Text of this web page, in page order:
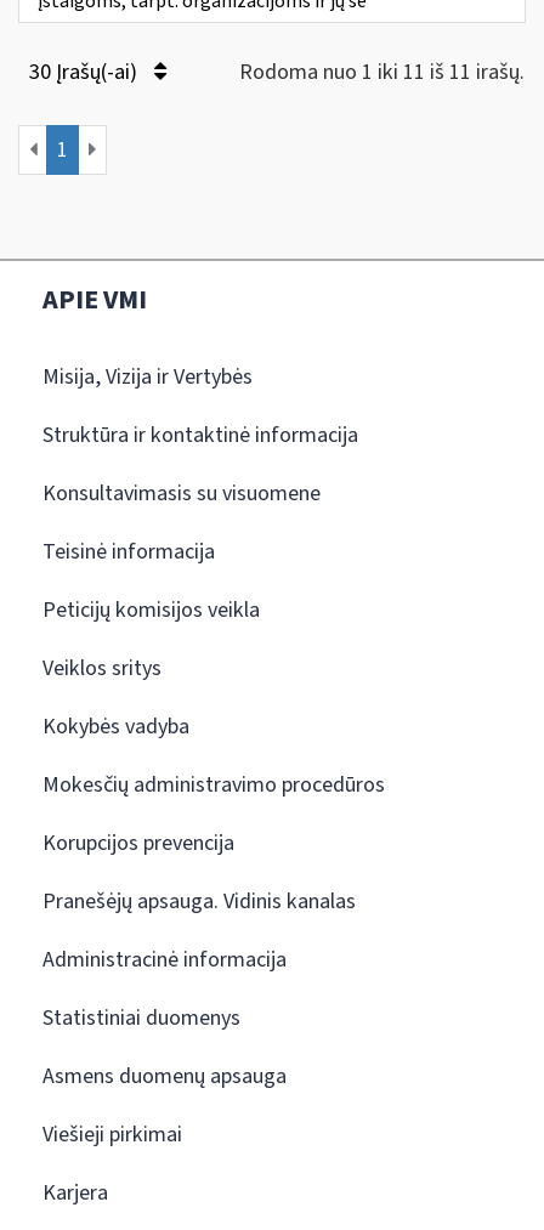
30 Įrašų(-ai) Rodoma nuo 1 iki 11 iš 11 irašų.
1
APIE VMI
Misija, Vizija ir Vertybės
Struktūra ir kontaktinė informacija
Konsultavimasis su visuomene
Teisinė informacija
Peticijų komisijos veikla
Veiklos sritys
Kokybės vadyba
Mokesčių administravimo procedūros
Korupcijos prevencija
Pranešėjų apsauga. Vidinis kanalas
Administracinė informacija
Statistiniai duomenys
Asmens duomenų apsauga
Viešieji pirkimai
Karjera